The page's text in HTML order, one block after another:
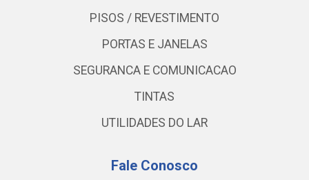
PISOS / REVESTIMENTO
PORTAS E JANELAS
SEGURANCA E COMUNICACAO
TINTAS
UTILIDADES DO LAR
Fale Conosco